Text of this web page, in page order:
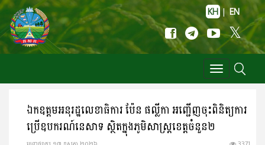
KH | EN
Toggle
navigation
ឯកឧត្តមអនុរដ្ឋលេខាធិការ ប៉ែន ផល្លីកា អញ្ជើញចុះពិនិត្យការ
ប្រើឧបករណ៍នេសាទ ស្ថិតក្នុងភូមិសាស្រ្តខេត្តចំនួន២